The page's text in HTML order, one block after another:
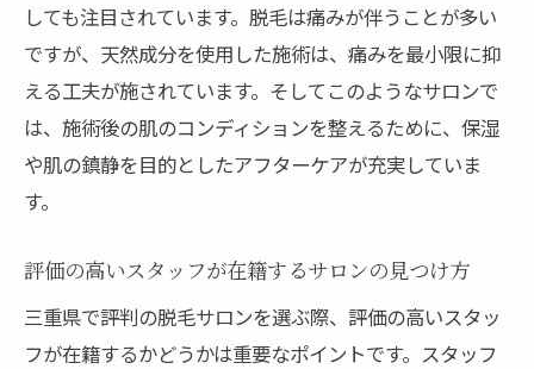
痛みの少ない施術のプロセス
技術の進化による脱毛の未来
アフターケアが充実した三重県のおすすめ脱毛
サロン
施術後のケア内容の比較
肌を守るためのアフターケアの重要性
サロンごとのアフターケアプログラム
施術後の肌ケア製品の紹介
しても注目されています。脱毛は痛みが伴うことが多い
ですが、天然成分を使用した施術は、痛みを最小限に抑
える工夫が施されています。そしてこのようなサロンで
は、施術後の肌のコンディションを整えるために、保湿
や肌の鎮静を目的としたアフターケアが充実していま
す。
評価の高いスタッフが在籍するサロンの見つけ方
三重県で評判の脱毛サロンを選ぶ際、評価の高いスタッ
フが在籍するかどうかは重要なポイントです。スタッフ